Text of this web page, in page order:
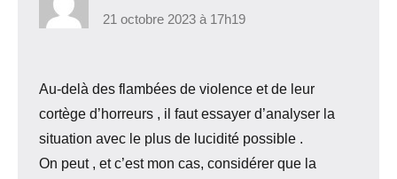
21 octobre 2023 à 17h19
Au-delà des flambées de violence et de leur
cortège d’horreurs , il faut essayer d’analyser la
situation avec le plus de lucidité possible .
On peut , et c’est mon cas, considérer que la